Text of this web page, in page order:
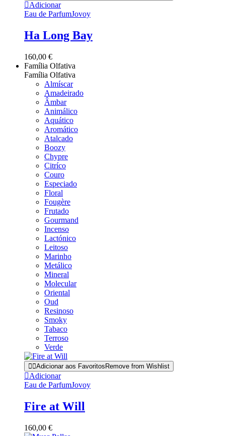
Adicionar
Eau de ParfumJovoy
Ha Long Bay
160,00 €
Família Olfativa
Família Olfativa
Almíscar
Amadeirado
Âmbar
Animálico
Aquático
Aromático
Atalcado
Boozy
Chypre
Citríco
Couro
Especiado
Floral
Fougère
Frutado
Gourmand
Incenso
Lactónico
Leitoso
Marinho
Metálico
Mineral
Molecular
Oriental
Oud
Resinoso
Smoky
Tabaco
Terroso
Verde
Adicionar aos Favoritos Remove from Wishlist
Adicionar
Eau de ParfumJovoy
Fire at Will
160,00 €